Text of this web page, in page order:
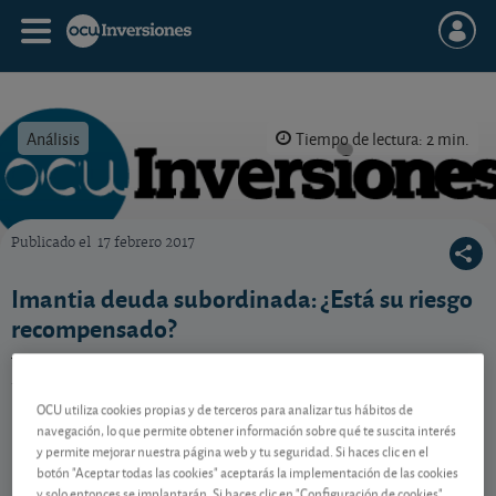
Análisis Tiempo de lectura: 2 min.
Publicado el 17 febrero 2017
Imantia deuda subordinada: ¿Está su riesgo
recompensado?
Un fondo de renta fija de Imantia excluye la deuda
Contenido reservado a SOCIOS
OCU utiliza cookies propias y de terceros para analizar tus hábitos de
navegación, lo que permite obtener información sobre qué te suscita interés
y permite mejorar nuestra página web y tu seguridad. Si haces clic en el
botón "Aceptar todas las cookies" aceptarás la implementación de las cookies